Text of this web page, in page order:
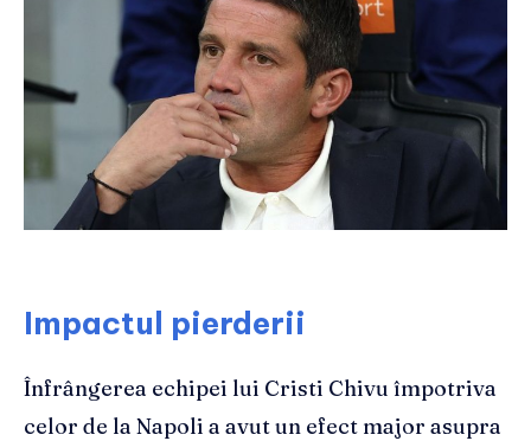
Impactul pierderii
Înfrângerea echipei lui Cristi Chivu împotriva
celor de la Napoli a avut un efect major asupra